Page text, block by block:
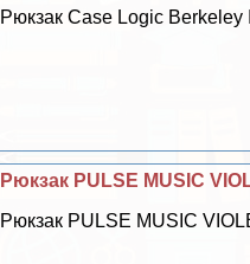
Рюкзак Case Logic Berkeley
Рюкзак PULSE MUSIC
Рюкзак PULSE MUSIC